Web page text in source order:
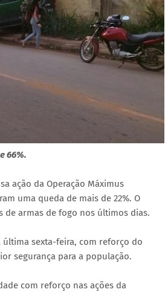
66%.
ação da Operação Máximus
uma queda de mais de 22%. O
de armas de fogo nos últimos dias.
última sexta-feira, com reforço do
segurança para a população.
com reforço nas ações da